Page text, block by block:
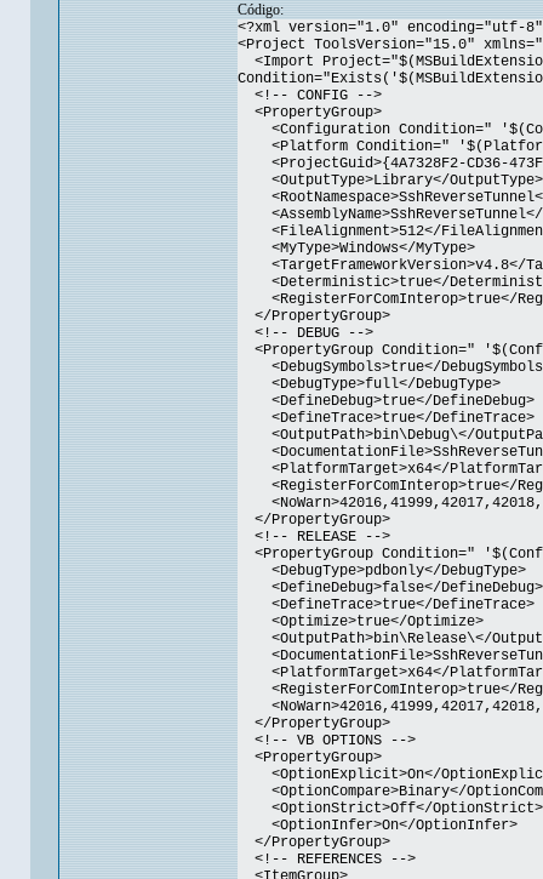
Código:
<?xml version="1.0" encoding="utf-
<Project ToolsVersion="15.0"
<Import
<!-- CONFIG -->
<PropertyGroup>
<Configuration Condition="
<Platform Condition="
<ProjectGuid>{4A7328F2-CD36-473F-
<OutputType>Library</OutputType>
<AssemblyName>SshReverseTunnel</
<FileAlignment>512</
<MyType>Windows</MyType>
<TargetFrameworkVersion>v4.8</
<Deterministic>true</
<RegisterForComInterop>true</
</PropertyGroup>
<!-- DEBUG -->
<PropertyGroup Condition="
<DebugSymbols>true</
<DebugType>full</DebugType>
<DefineDebug>true</DefineDebug>
<DefineTrace>true</DefineTrace>
<OutputPath>bin\Debug\</
<PlatformTarget>x64</
<RegisterForComInterop>true</
</PropertyGroup>
<!-- RELEASE -->
<PropertyGroup Condition="
<DebugType>pdbonly</DebugType>
<DefineDebug>false</DefineDebug>
<DefineTrace>true</DefineTrace>
<Optimize>true</Optimize>
<OutputPath>bin\Release\</
<PlatformTarget>x64</
<RegisterForComInterop>true</
</PropertyGroup>
<!-- VB OPTIONS -->
<PropertyGroup>
<OptionExplicit>On</
<OptionCompare>Binary</
<OptionStrict>Off</OptionStrict>
<OptionInfer>On</OptionInfer>
</PropertyGroup>
<!-- REFERENCES -->